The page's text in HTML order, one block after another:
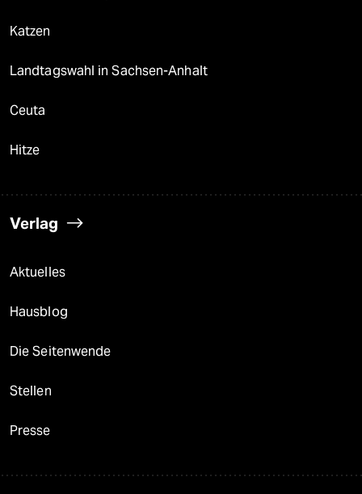
Katzen
Landtagswahl in Sachsen-Anhalt
Ceuta
Hitze
Verlag
Aktuelles
Hausblog
Die Seitenwende
Stellen
Presse